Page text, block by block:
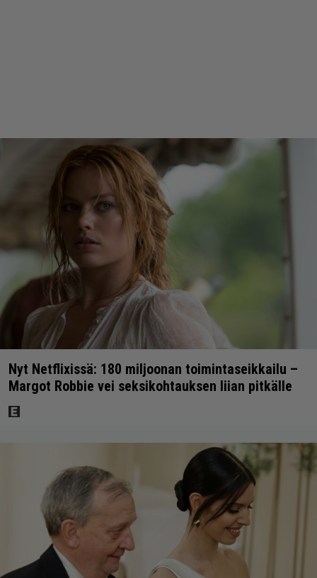
Nyt Netflixissä: 180 miljoonan toimintaseikkailu –
Margot Robbie vei seksikohtauksen liian pitkälle